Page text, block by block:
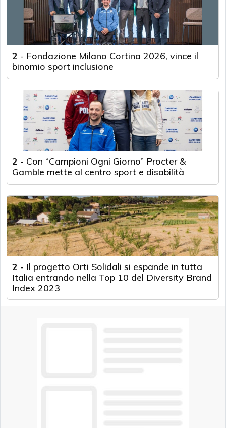
2 - Fondazione Milano Cortina 2026, vince il
binomio sport inclusione
2 - Con “Campioni Ogni Giorno” Procter &
Gamble mette al centro sport e disabilità
2 - Il progetto Orti Solidali si espande in tutta
Italia entrando nella Top 10 del Diversity Brand
Index 2023